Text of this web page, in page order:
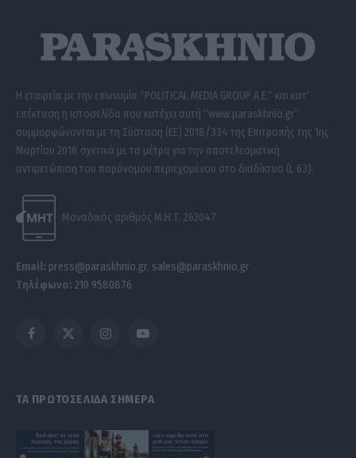
Η εταιρεία με την επωνυμία “POLITICAL MEDIA GROUP A.E.” και κατ’
επέκταση η ιστοσελίδα που κατέχει αυτή “www.paraskhnio.gr”
συμμορφώνονται με τη Σύσταση (ΕΕ) 2018/334 της Επιτροπής της 1ης
Μαρτίου 2018 σχετικά με τα μέτρα για την αποτελεσματική
αντιμετώπιση του παράνομου περιεχομένου στο διαδίκτυο (L 63).
Μοναδικός αριθμός Μ.Η.Τ. 262047
Email: press@paraskhnio.gr, sales@paraskhnio.gr
Τηλέφωνο: 210 9580876
Facebook
X
InstagramYouTube
ΤΑ ΠΡΩΤΟΣΕΛΙΔΑ ΣΗΜΕΡΑ